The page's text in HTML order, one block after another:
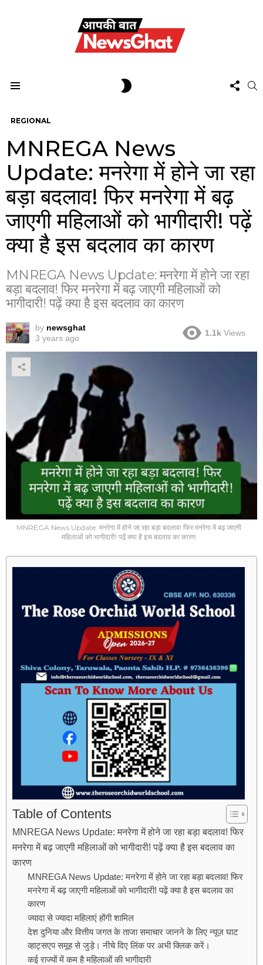
US
REGIONAL
MNREGA News
Update: मनरेगा में होने जा रहा
बड़ा बदलाव! फिर मनरेगा में बढ़
जाएगी महिलाओं को भागीदारी! पढ़ें
क्या है इस बदलाव का कारण
MNREGA News Update: मनरेगा में होने जा रहा
बड़ा बदलाव! फिर मनरेगा में बढ़ जाएगी महिलाओं को
भागीदारी! पढ़ें क्या है इस बदलाव का कारण
by newsghat
3 years ago
1.1k Views
MNREGA News Update: मनरेगा में होने जा रहा बड़ा बदलाव! फिर मनरेगा में बढ़ जाएगी
महिलाओं को भागीदारी! पढ़ें क्या है इस बदलाव का कारण
Table of Contents
MNREGA News Update: मनरेगा में होने जा रहा बड़ा बदलाव! फिर
मनरेगा में बढ़ जाएगी महिलाओं को भागीदारी! पढ़ें क्या है इस बदलाव का
कारण
MNREGA News Update: मनरेगा में होने जा रहा बड़ा बदलाव! फिर
मनरेगा में बढ़ जाएगी महिलाओं को भागीदारी! पढ़ें क्या है इस बदलाव का
कारण
ज्यादा से ज्यादा महिलाएं होंगी शामिल
देश दुनिया और वित्तीय जगत के ताजा समाचार जानने के लिए न्यूज़ घाट
व्हाट्सएप समूह से जुड़े। नीचे दिए लिंक पर अभी क्लिक करें।
कई राज्यों में कम है महिलाओं की भागीदारी